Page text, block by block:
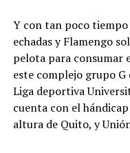
Y con tan poco
echadas y Flamengo
pelota para
este complejo grupo
Liga deportiva
cuenta con el
altura de Quito, y